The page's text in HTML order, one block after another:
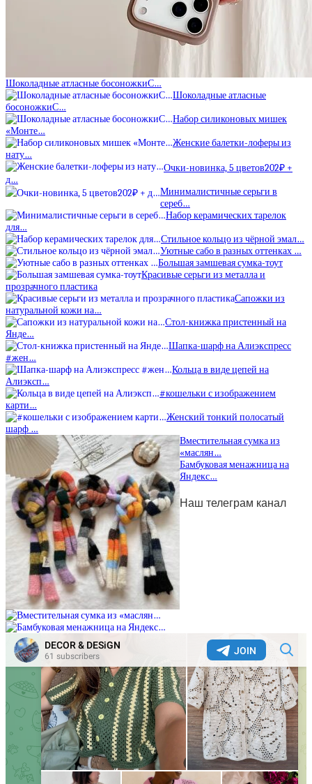
Шоколадные атласные босоножкиС…
Шоколадные атласные
босоножкиС…
Набор силиконовых мишек
«Монте…
Женские балетки-лоферы из
нату…
Очки-новинка, 5 цветов202₽ +
д…
Минималистичные серьги в
сереб…
Набор керамических тарелок
для…
Стильное кольцо из чёрной эмал…
Уютные сабо в разных оттенках …
Большая замшевая сумка-тоут
Красивые серьги из металла и
прозрачного пластика
Сапожки из
натуральной кожи на…
Стол-книжка пристенный на
Янде…
Шапка-шарф на Алиэкспресс
#жен…
Кольца в виде цепей на
Алиэксп…
#кошельки с изображением
карти…
Женский тонкий полосатый
шарф …
Вместительная сумка из
«маслян…
Бамбуковая менажница на
Яндекс…
Наш телеграм канал